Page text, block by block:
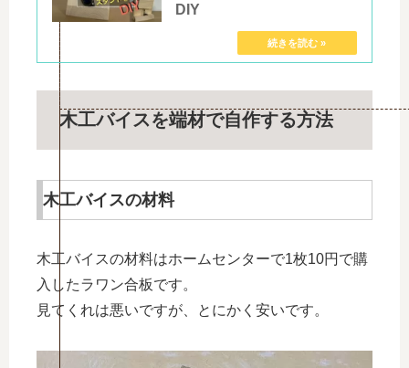
DIY
木工バイスを端材で自作する方法
木工バイスの材料
木工バイスの材料はホームセンターで1枚10円で購
入したラワン合板です。
見てくれは悪いですが、とにかく安いです。